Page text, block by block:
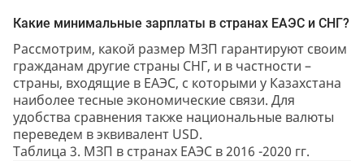
Какие минимальные зарплаты в странах ЕАЭС и СНГ?
Рассмотрим, какой размер МЗП гарантируют своим
гражданам другие страны СНГ, и в частности –
страны, входящие в ЕАЭС, с которыми у Казахстана
наиболее тесные экономические связи. Для
удобства сравнения также национальные валюты
переведем в эквивалент USD.
Таблица 3. МЗП в странах ЕАЭС в 2016 -2020 гг.